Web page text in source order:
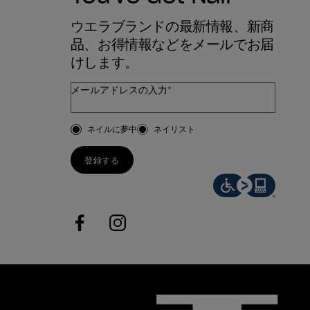
ウエラブランドの最新情報、新商
品、お得情報などをメールでお届
けします。
メールアドレスの入力*
お客様のタイプ
ネイルに夢中 ネイリスト
登録する